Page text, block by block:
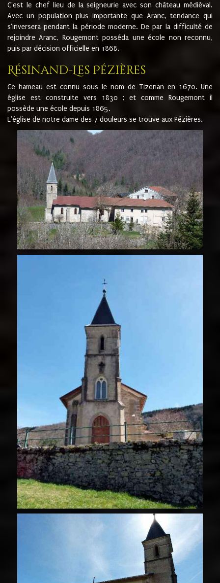
C'est le chef lieu de la seigneurie avec son château médiéval.
Avec un population plus importante que Aranc, tendance qui
s'inversera pendant la période moderne. De par la difficulté de
rejoindre Aranc, Rougemont posséda une école non reconnu,
puis par décision officielle en 1868.
Résinand-Les Pézières
Ce hameau est connu sous le nom de Tizenan en 1670. Une
église est construite vers 1830 ; et comme Rougemont il
possède une école depuis 1865.
L'église de notre dame des 7 douleurs se trouve aux Pézières.